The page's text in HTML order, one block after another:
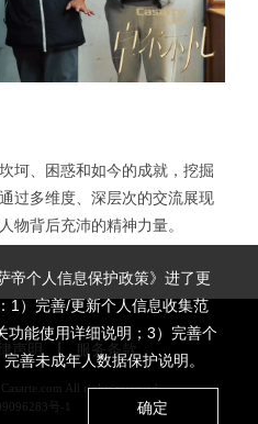
坷、困惑和如今的成就，挖掘
过多维度、深层次的交流展现
物背后充沛的精神力量。
声明 服务条款
All rights reserved
号-1
帝个人信息保护政策》进了更
1）完善/更新个人信息收集范
功能使用详细说明；3）完善个
善未成年人数据保护说明。
确定